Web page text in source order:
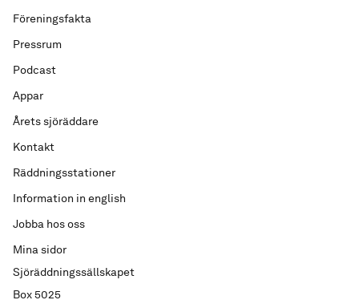
Sjöräddningssällskapet
Box 5025
Föreningsfakta
Pressrum
Podcast
Appar
Årets sjöräddare
Kontakt
Räddningsstationer
Information in english
Jobba hos oss
Mina sidor